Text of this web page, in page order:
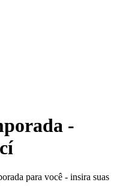
-
para você - insira suas